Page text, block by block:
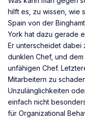
hilft es, zu wissen, wie
Spain von der
York hat dazu gerade
Er unterscheidet dabei
dunklen Chef, und
unfähigen Chef.
Mitarbeitern zu
Unzulänglichkeiten
einfach nicht
für Organizational